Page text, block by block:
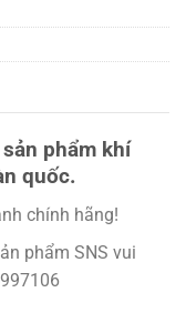
phẩm khí
quốc.
chính hãng!
phẩm SNS vui